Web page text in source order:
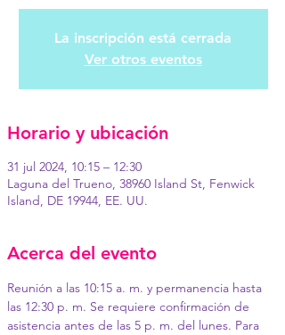
La inscripción está cerrada
Ver otros eventos
Horario y ubicación
31 jul 2024, 10:15 – 12:30
Laguna del Trueno, 38960 Island St, Fenwick
Island, DE 19944, EE. UU.
Acerca del evento
Reunión a las 10:15 a. m. y permanencia hasta
las 12:30 p. m. Se requiere confirmación de
asistencia antes de las 5 p. m. del lunes. Para